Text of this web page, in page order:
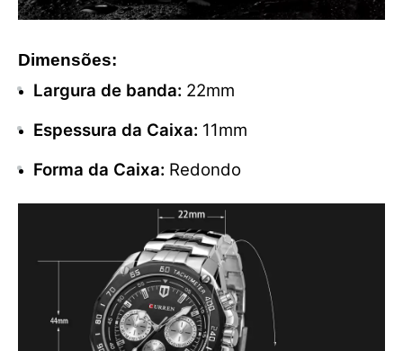
Dimensões:
Largura de banda: 22mm
Espessura da Caixa: 11mm
Forma da Caixa: Redondo